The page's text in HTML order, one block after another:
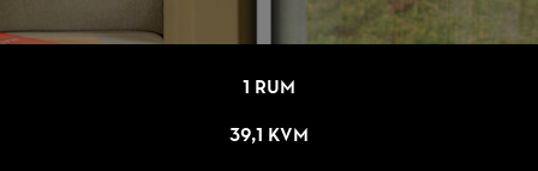
1 rum
39,1 kvm